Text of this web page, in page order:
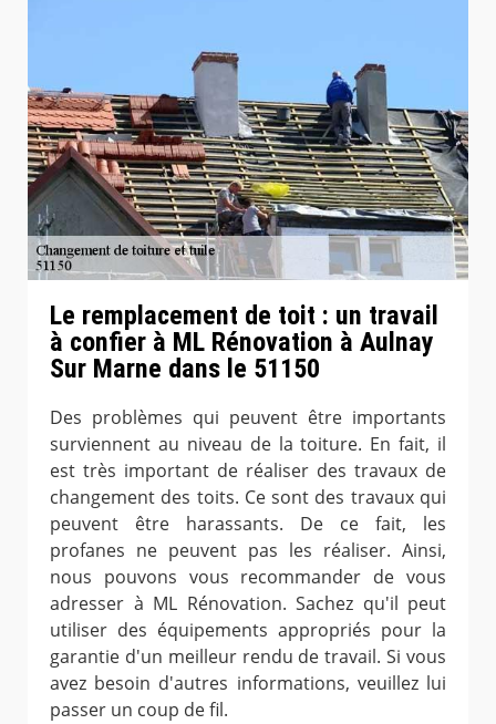
Le remplacement de toit : un travail
à confier à ML Rénovation à Aulnay
Sur Marne dans le 51150
Des problèmes qui peuvent être importants
surviennent au niveau de la toiture. En fait, il
est très important de réaliser des travaux de
changement des toits. Ce sont des travaux qui
peuvent être harassants. De ce fait, les
profanes ne peuvent pas les réaliser. Ainsi,
nous pouvons vous recommander de vous
adresser à ML Rénovation. Sachez qu'il peut
utiliser des équipements appropriés pour la
garantie d'un meilleur rendu de travail. Si vous
avez besoin d'autres informations, veuillez lui
passer un coup de fil.